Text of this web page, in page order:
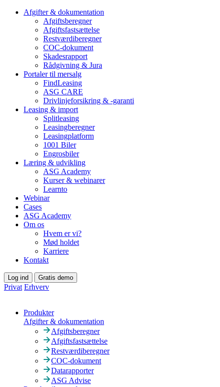
Afgifter & dokumentation
Afgiftsberegner
Afgiftsfastsættelse
Restværdiberegner
COC-dokument
Skadesrapport
Rådgivning & Jura
Portaler til mersalg
FindLeasing
ASG CARE
Drivlinjeforsikring & -garanti
Leasing & import
Splitleasing
Leasingberegner
Leasingplatform
1001 Biler
Engrosbiler
Læring & udvikling
ASG Academy
Kurser & webinarer
Learnto
Webinar
Cases
ASG Academy
Om os
Hvem er vi?
Mød holdet
Karriere
Kontakt
Log ind Gratis demo
Privat Erhverv
Produkter
Afgifter & dokumentation
Afgiftsberegner
Afgiftsfastsættelse
Restværdiberegner
COC-dokument
Datarapporter
ASG Advise